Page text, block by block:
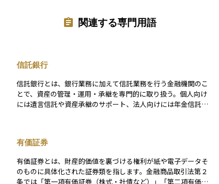
関連する専門用語
信託銀行
信託銀行とは、銀行業務に加えて信託業務を行う金融機関のこ
とで、資産の管理・運用・承継を専門的に取り扱う。個人向け
には遺言信託や資産承継のサポート、法人向けには年金信託や
理し、特定の目的に沿った資産運用が可能となる。
有価証券
有価証券とは、財産的価値を裏づける権利が紙や電子データそ
のものに具体化された証券類を指します。金融商品取引法第２
条では「第一項有価証券（株式・社債など）」「第二項有価証